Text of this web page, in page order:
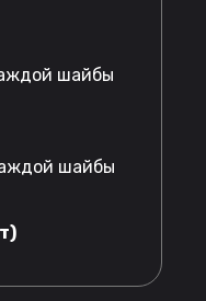
шайбы
шайбы